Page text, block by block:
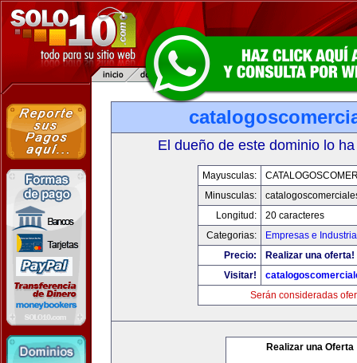
El dueño de este dominio lo
Mayusculas:
Minusculas:
Longitud:
20 caracteres
Categorias:
Empresas e
Precio:
Realizar una oferta!
Visitar!
Serán consideradas
Realizar una Oferta